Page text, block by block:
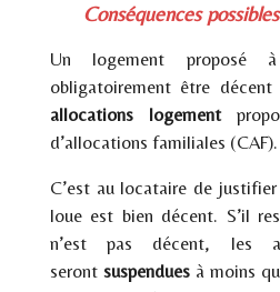
Conséquences
Un logement
obligatoirement être décent
allocations logement
d’allocations familiales (CAF).
C’est au locataire de
loue est bien décent. S’il
n’est pas décent, les
seront suspendues à moins